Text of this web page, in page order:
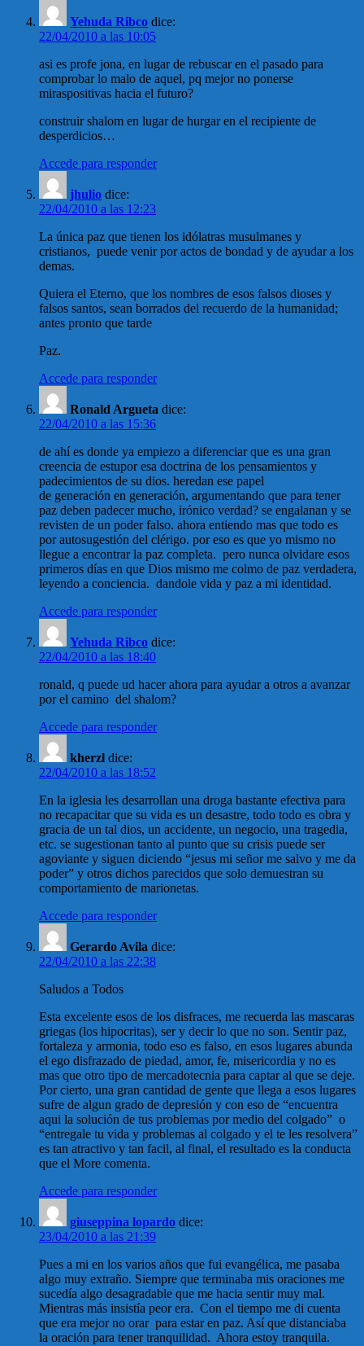
Yehuda Ribco dice:
22/04/2010 a las 10:05
asi es profe jona, en lugar de rebuscar en el pasado para
comprobar lo malo de aquel, pq mejor no ponerse
miraspositivas hacia el futuro?
construir shalom en lugar de hurgar en el recipiente de
desperdicios…
Accede para responder
jhulio dice:
22/04/2010 a las 12:23
La única paz que tienen los idólatras musulmanes y
cristianos, puede venir por actos de bondad y de ayudar a los
demas.
Quiera el Eterno, que los nombres de esos falsos dioses y
falsos santos, sean borrados del recuerdo de la humanidad;
antes pronto que tarde
Paz.
Accede para responder
Ronald Argueta dice:
22/04/2010 a las 15:36
de ahí es donde ya empiezo a diferenciar que es una gran
creencia de estupor esa doctrina de los pensamientos y
padecimientos de su dios. heredan ese papel
de generación en generación, argumentando que para tener
paz deben padecer mucho, irónico verdad? se engalanan y se
revisten de un poder falso. ahora entiendo mas que todo es
por autosugestión del clérigo. por eso es que yo mismo no
llegue a encontrar la paz completa. pero nunca olvidare esos
primeros días en que Dios mismo me colmo de paz verdadera,
leyendo a conciencia. dandole vida y paz a mi identidad.
Accede para responder
Yehuda Ribco dice:
22/04/2010 a las 18:40
ronald, q puede ud hacer ahora para ayudar a otros a avanzar
por el camino del shalom?
Accede para responder
kherzl dice:
22/04/2010 a las 18:52
En la iglesia les desarrollan una droga bastante efectiva para
no recapacitar que su vida es un desastre, todo todo es obra y
gracia de un tal dios, un accidente, un negocio, una tragedia,
etc. se sugestionan tanto al punto que su crisis puede ser
agoviante y siguen diciendo “jesus mi señor me salvo y me da
poder” y otros dichos parecidos que solo demuestran su
comportamiento de marionetas.
Accede para responder
Gerardo Avila dice:
22/04/2010 a las 22:38
Saludos a Todos
Esta excelente esos de los disfraces, me recuerda las mascaras
griegas (los hipocritas), ser y decir lo que no son. Sentir paz,
fortaleza y armonia, todo eso es falso, en esos lugares abunda
el ego disfrazado de piedad, amor, fe, misericordia y no es
mas que otro tipo de mercadotecnia para captar al que se deje.
Por cierto, una gran cantidad de gente que llega a esos lugares
sufre de algun grado de depresión y con eso de “encuentra
aqui la solución de tus problemas por medio del colgado” o
“entregale tu vida y problemas al colgado y el te les resolvera”
es tan atractivo y tan facil, al final, el resultado es la conducta
que el More comenta.
Accede para responder
giuseppina lopardo dice:
23/04/2010 a las 21:39
Pues a mi en los varios años que fui evangélica, me pasaba
algo muy extraño. Siempre que terminaba mis oraciones me
sucedía algo desagradable que me hacia sentir muy mal.
Mientras más insistía peor era. Con el tiempo me di cuenta
que era mejor no orar para estar en paz. Así que distanciaba
la oración para tener tranquilidad. Ahora estoy tranquila.